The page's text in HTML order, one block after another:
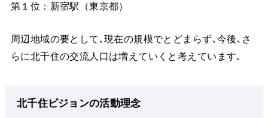
第１位：新宿駅（東京都）
周辺地域の要として､現在の規模でとどまらず､今後､さ
らに北千住の交流人口は増えていくと考えています｡
北千住ビジョンの活動理念